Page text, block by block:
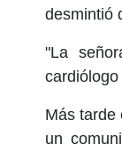
desmintió
"La
Más tarde
un